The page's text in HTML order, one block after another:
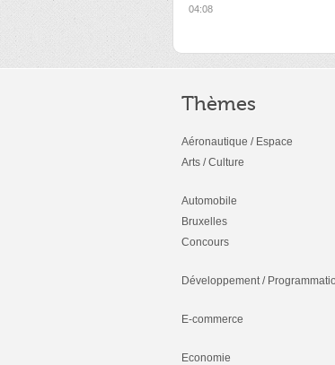
04:08
Thèmes
Aéronautique / Espace
Arts / Culture
Automobile
Bruxelles
Concours
Développement /
E-commerce
Economie